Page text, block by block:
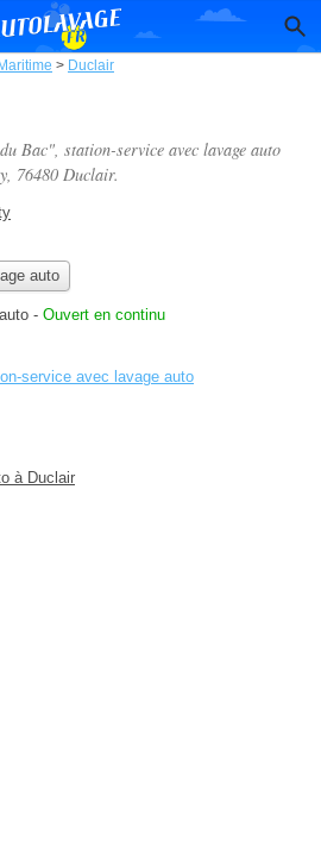
> Duclair
Bac", station-service avec lavage auto
, 76480 Duclair.
auto
- Ouvert en continu
service avec lavage auto
à Duclair